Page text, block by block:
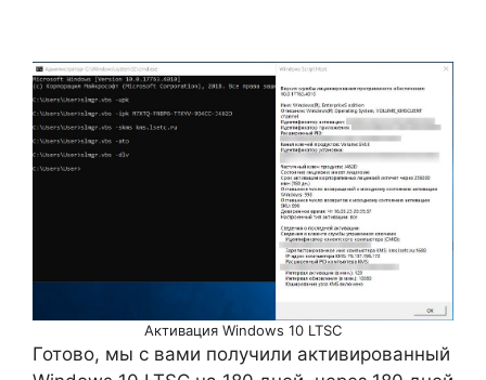
Активация Windows 10 LTSC
Готово, мы с вами получили активированный